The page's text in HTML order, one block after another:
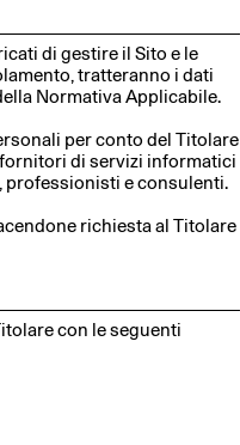
di gestire il Sito e le
tratteranno i dati
Normativa Applicabile.
per conto del Titolare
di servizi informatici
, professionisti e consulenti.
richiesta al Titolare
con le seguenti